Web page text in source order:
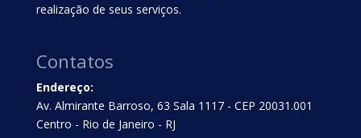
realização de seus serviços.
Contatos
Endereço:
Av. Almirante Barroso, 63 Sala 1117 - CEP 20031.001
Centro - Rio de Janeiro - RJ